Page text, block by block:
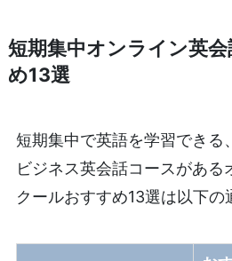
短期集中オンライン英
め13選
短期集中で英語を学習できる
ビジネス英会話コースがある
クールおすすめ13選は以下の